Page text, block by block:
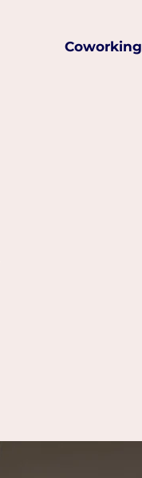
Coworking